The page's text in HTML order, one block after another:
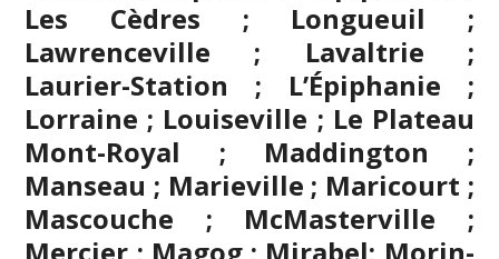
Les Cèdres ; Longueuil ;
Lawrenceville ; Lavaltrie ;
Laurier-Station ; L’Épiphanie ;
Lorraine ; Louiseville ; Le Plateau
Mont-Royal ; Maddington ;
Manseau ; Marieville ; Maricourt ;
Mascouche ; McMasterville ;